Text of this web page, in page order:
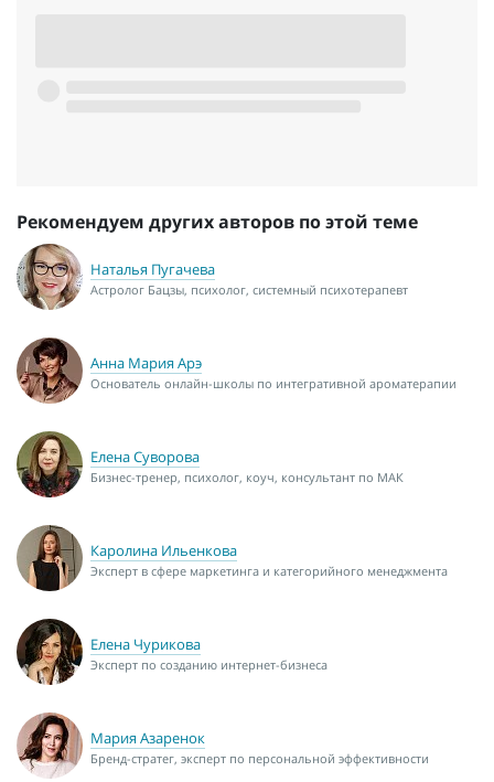
Рекомендуем других авторов по этой теме
Наталья Пугачева
Астролог Бацзы, психолог, системный психотерапевт
Анна Мария Арэ
Основатель онлайн-школы по интегративной ароматерапии
Елена Суворова
Бизнес-тренер, психолог, коуч, консультант по МАК
Каролина Ильенкова
Эксперт в сфере маркетинга и категорийного менеджмента
Елена Чурикова
Эксперт по созданию интернет-бизнеса
Мария Азаренок
Бренд-стратег, эксперт по персональной эффективности